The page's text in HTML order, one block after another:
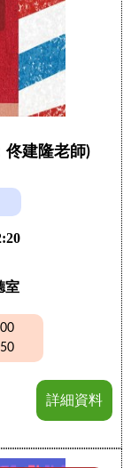
佟建隆老師)
室
詳細資料